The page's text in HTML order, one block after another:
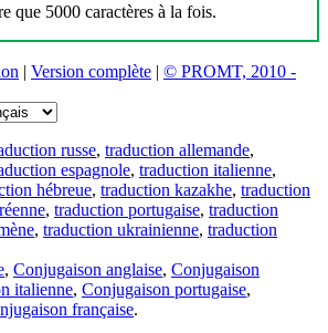
que 5000 caractères à la fois.
| Version complète | © PROMT, 2010 -
russe, traduction allemande,
espagnole, traduction italienne,
hébreue, traduction kazakhe, traduction
, traduction portugaise, traduction
, traduction ukrainienne, traduction
, Conjugaison anglaise, Conjugaison
italienne, Conjugaison portugaise,
française.